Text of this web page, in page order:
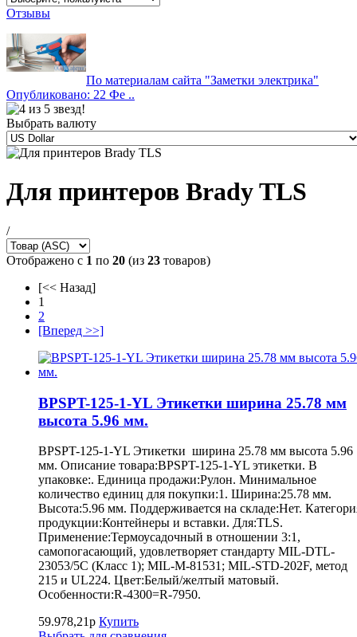
Отзывы
По материалам сайта "Заметки электрика"
Опубликовано: 22 Фе ..
Выбрать валюту
Для принтеров Brady TLS
/
Отображено с 1 по 20 (из 23 товаров)
[<< Назад]
1
2
[Вперед >>]
BPSPT-125-1-YL Этикетки ширина 25.78 мм
высота 5.96 мм.
BPSPT-125-1-YL Этикетки ширина 25.78 мм высота 5.96
мм. Описание товара:BPSPT-125-1-YL этикетки. В
упаковке:. Единица продажи:Рулон. Минимальное
количество единиц для покупки:1. Ширина:25.78 мм.
Высота:5.96 мм. Поддерживается на складе:Нет.
продукции:Контейнеры и вставки. Для:TLS.
Применение:Термоусадочный в отношении 3:1,
самопогасающий, удовлетворяет стандарту MIL-DTL-
23053/5C (Класс 1); MIL-M-81531; MIL-STD-202F, метод
215 и UL224. Цвет:Белый/желтый матовый.
Особенности:R-4300=R-7950.
59.978,21р Купить